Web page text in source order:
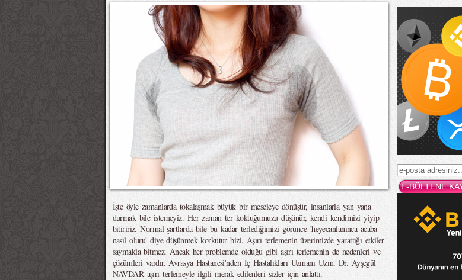
İşte öyle zamanlarda tokalaşmak büyük bir meseleye dönüşür, insanlarla yan yana
durmak bile istemeyiz. Her zaman ter koktuğumuzu düşünür, kendi kendimizi yiyip
bitiririz. Normal şartlarda bile bu kadar terlediğimizi görünce 'heyecanlanınca acaba
nasıl oluru' diye düşünmek korkutur bizi. Aşırı terlemenin üzerimizde yarattığı etkiler
saymakla bitmez. Ancak her problemde olduğu gibi aşırı terlemenin de nedenleri ve
çözümleri vardır. Avrasya Hastanesi'nden İç Hastalıkları Uzmanı Uzm. Dr. Ayşegül
NAVDAR aşırı terlemeyle ilgili merak edilenleri sizler için anlattı.